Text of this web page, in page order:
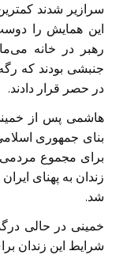
سرازیر شدند کمترین
این همایش را
رهبر در خانه
جنبشی بودند که
در حصر قرار دادند.
هاشمی پس از
بنای جمهوری
برای مجموع مردمی
زندان به پهنای
شد.
خمینی در حالی
شرایط این زندان